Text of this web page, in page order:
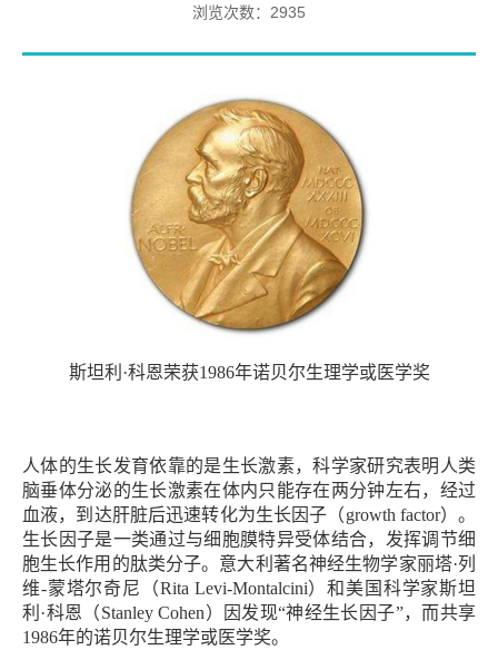
浏览次数： 2935
斯坦利·科恩荣获1986年诺贝尔生理学或医学奖
人体的生长发育依靠的是生长激素，科学家研究表明人类
脑垂体分泌的生长激素在体内只能存在两分钟左右，经过
血液，到达肝脏后迅速转化为生长因子（growth factor）。
生长因子是一类通过与细胞膜特异受体结合，发挥调节细
胞生长作用的肽类分子。意大利著名神经生物学家丽塔·列
维-蒙塔尔奇尼（Rita Levi-Montalcini）和美国科学家斯坦
利·科恩（Stanley Cohen）因发现“神经生长因子”，而共享
1986年的诺贝尔生理学或医学奖。